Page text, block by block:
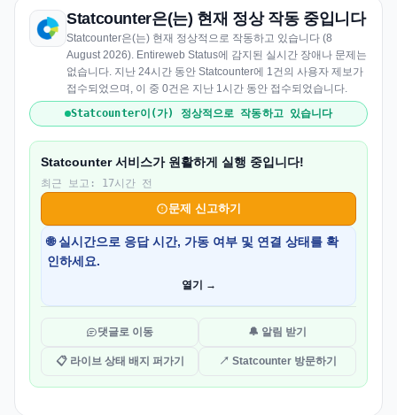
Statcounter은(는) 현재 정상 작동 중입니다
Statcounter은(는) 현재 정상적으로 작동하고 있습니다 (8
August 2026). Entireweb Status에 감지된 실시간 장애나 문제는
없습니다. 지난 24시간 동안 Statcounter에 1건의 사용자 제보가
접수되었으며, 이 중 0건은 지난 1시간 동안 접수되었습니다.
Statcounter이(가) 정상적으로 작동하고 있습니다
Statcounter 서비스가 원활하게 실행 중입니다!
최근 보고: 17시간 전
문제 신고하기
🌐 실시간으로 응답 시간, 가동 여부 및 연결 상태를 확
인하세요.
열기 →
댓글로 이동 🔔 알림 받기
📋 라이브 상태 배지 퍼가기 ↗ Statcounter 방문하기